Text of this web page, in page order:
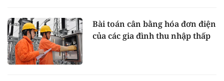
Bài toán cân bằng hóa đơn điện
của các gia đình thu nhập thấp